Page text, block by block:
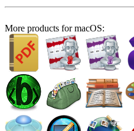
More products for macOS: